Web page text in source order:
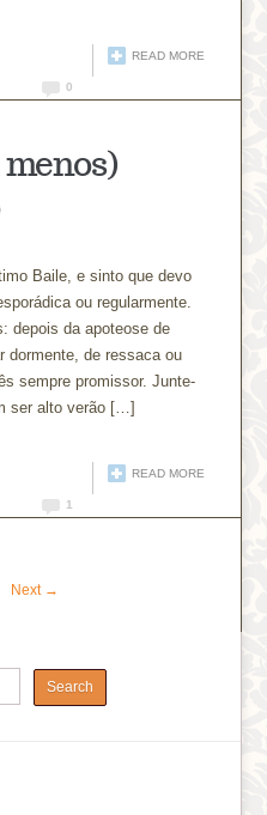
READ MORE
0
Baile, e sinto que devo
ou regularmente.
depois da apoteose de
dormente, de ressaca ou
sempre promissor. Junte-
ser alto verão […]
READ MORE
1
Next →